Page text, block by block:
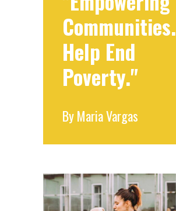
Communities.
Help End
Poverty."
ByMaria Vargas